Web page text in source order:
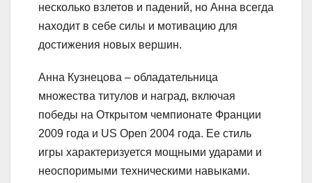
несколько взлетов и падений, но Анна всегда
находит в себе силы и мотивацию для
достижения новых вершин.
Анна Кузнецова – обладательница
множества титулов и наград, включая
победы на Открытом чемпионате Франции
2009 года и US Open 2004 года. Ее стиль
игры характеризуется мощными ударами и
неоспоримыми техническими навыками.